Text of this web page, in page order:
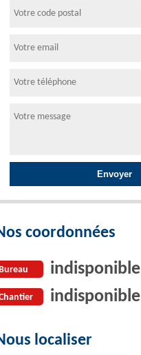
coordonnées
indisponible
indisponible
localiser